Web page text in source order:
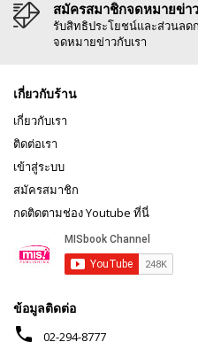
สมัครสมาชิกจดหมายข่าว
รับสิทธิประโยชน์และส่วนลด
จดหมายข่าวกับเรา
เกี่ยวกับร้าน
เกี่ยวกับเรา
ติดต่อเรา
เข้าสู่ระบบ
สมัครสมาชิก
กดติดตามช่อง Youtube ที่นี่
ข้อมูลติดต่อ
phone 02-294-8777